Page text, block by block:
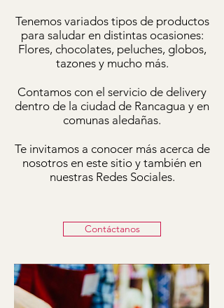
Tenemos variados tipos de productos
para saludar en distintas ocasiones:
Flores, chocolates, peluches, globos,
tazones y mucho más.
Contamos con el servicio de delivery
dentro de la ciudad de Rancagua y en
comunas aledañas.
Te invitamos a conocer más acerca de
nosotros en este sitio y también en
nuestras Redes Sociales.
Contáctanos